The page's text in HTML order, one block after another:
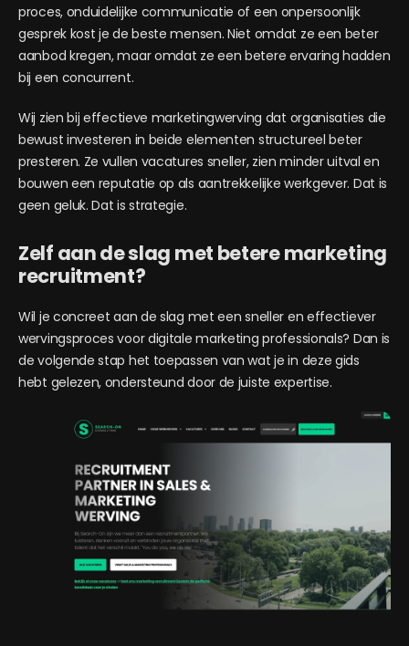
proces, onduidelijke communicatie of een onpersoonlijk
gesprek kost je de beste mensen. Niet omdat ze een beter
aanbod kregen, maar omdat ze een betere ervaring hadden
bij een concurrent.
Wij zien bij effectieve marketingwerving dat organisaties die
bewust investeren in beide elementen structureel beter
presteren. Ze vullen vacatures sneller, zien minder uitval en
bouwen een reputatie op als aantrekkelijke werkgever. Dat is
geen geluk. Dat is strategie.
Zelf aan de slag met betere marketing
recruitment?
Wil je concreet aan de slag met een sneller en effectiever
wervingsproces voor digitale marketing professionals? Dan is
de volgende stap het toepassen van wat je in deze gids
hebt gelezen, ondersteund door de juiste expertise.